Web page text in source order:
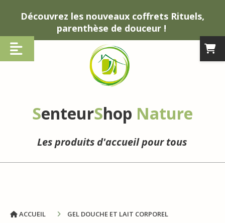
Découvrez les nouveaux coffrets Rituels,
parenthèse de douceur !
SenteurShop Nature
Les produits d'accueil pour tous
ACCUEIL
GEL DOUCHE ET LAIT CORPOREL